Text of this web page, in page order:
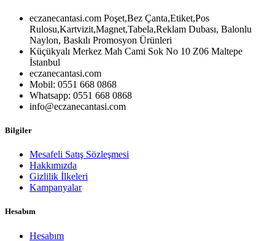
eczanecantasi.com Poşet,Bez Çanta,Etiket,Pos
Rulosu,Kartvizit,Magnet,Tabela,Reklam Dubası, Balonlu
Naylon, Baskılı Promosyon Ürünleri
Küçükyalı Merkez Mah Cami Sok No 10 Z06 Maltepe
İstanbul
eczanecantasi.com
Mobil: 0551 668 0868
Whatsapp: 0551 668 0868
info@eczanecantasi.com
Bilgiler
Mesafeli Satış Sözleşmesi
Hakkımızda
Gizlilik İlkeleri
Kampanyalar
Hesabım
Hesabım